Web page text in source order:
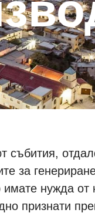
събития,
за
имате нужда
признати